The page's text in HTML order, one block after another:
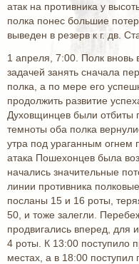
атак на противника у
полка понес большие
выведен в резерв к г. дв.
1 апреля, 7:00. Полк вновь
задачей занять сначала
полка, а по мере его
продолжить развитие
Духовщинцев были отбиты
темноты оба полка
утра под ураганным огнем
атака Пошехонцев была
начались значительные
линии противника
посланы 15 и 16 роты,
50, и тоже залегли.
продвигались вперед, для
4 роты. К 13:00 поступило
местах, а в 18:00 поступил